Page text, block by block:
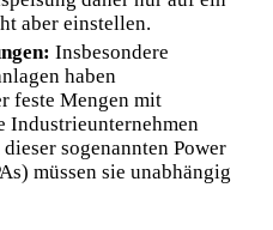
aber einstellen.
Insbesondere
haben
feste Mengen mit
Industrieunternehmen
sogenannten Power
müssen sie unabhängig